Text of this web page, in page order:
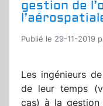
gestion de
Publié le 29-11-2019
Les ingénieurs
de leur temps
cas) à la gestion